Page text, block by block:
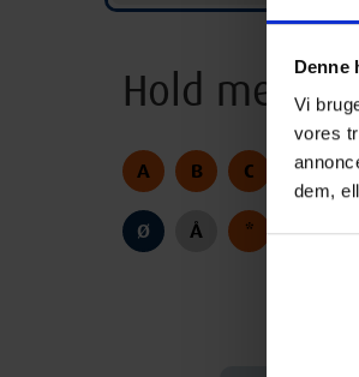
Denne
Vi
vores
dem,
Hold med
A B C D E
Ø Å *